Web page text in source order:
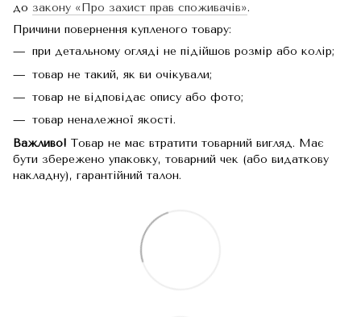
до закону «Про захист прав споживачів».
Причини повернення купленого товару:
при детальному огляді не підійшов розмір або колір;
товар не такий, як ви очікували;
товар не відповідає опису або фото;
товар неналежної якості.
Важливо! Товар не має втратити товарний вигляд. Має
бути збережено упаковку, товарний чек (або видаткову
накладну), гарантійний талон.